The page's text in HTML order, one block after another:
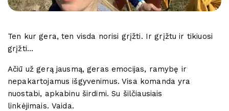
Ten kur gera, ten visda norisi grįžti. Ir grįžtu ir tikiuosi
grįžti…
Ačiū už gerą jausmą, geras emocijas, ramybę ir
nepakartojamus išgyvenimus. Visa komanda yra
nuostabi, apkabinu širdimi. Su šilčiausiais
linkėjimais. Vaida.